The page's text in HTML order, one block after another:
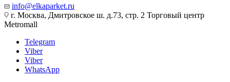
info@elkaparket.ru
г. Москва, Дмитровское ш. д.73, стр. 2 Торговый центр
Metromall
Telegram
Viber
Viber
WhatsApp